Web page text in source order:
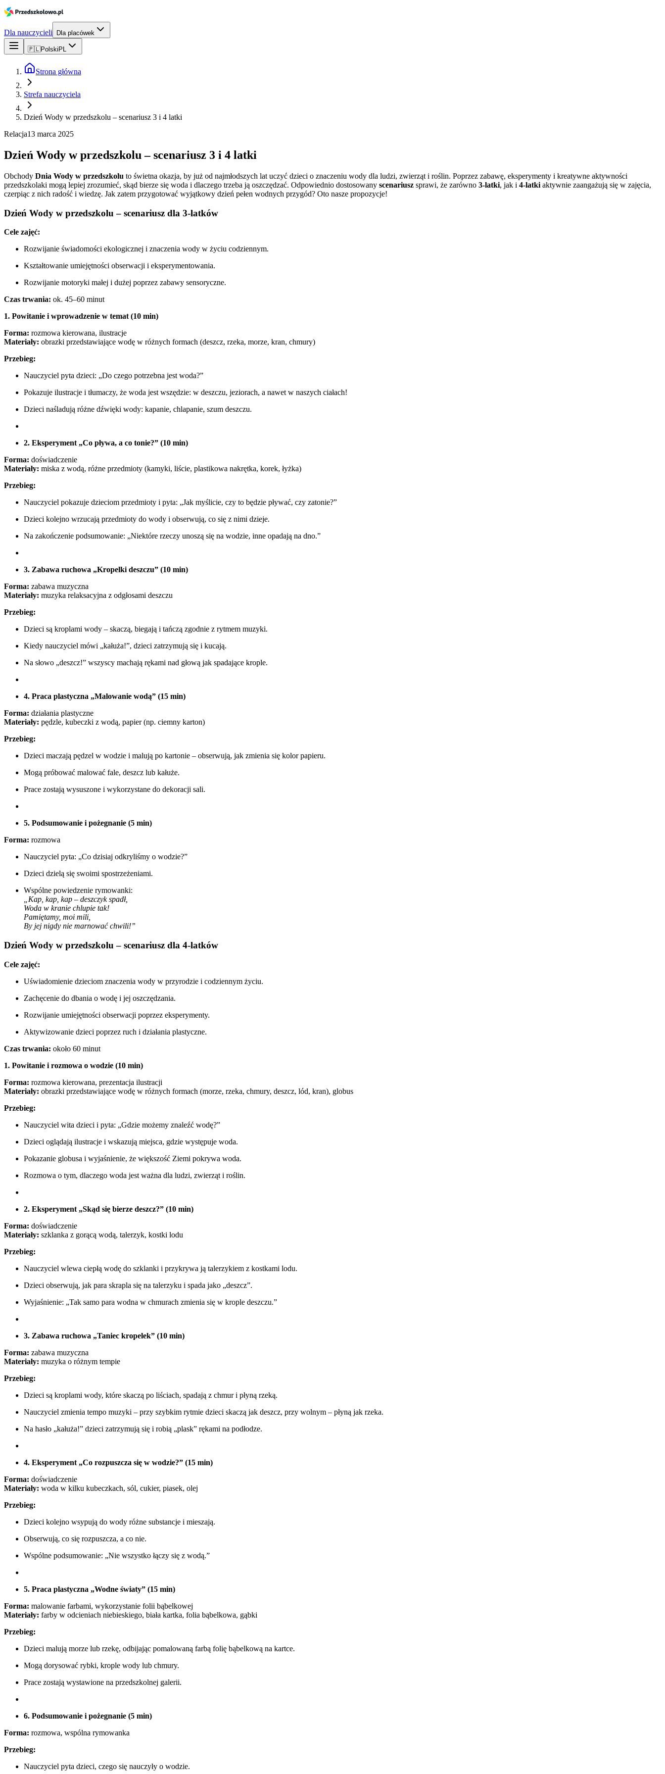
Dla nauczycieli Dla placówek
🇵🇱Polski PL
Strona główna
Strefa nauczyciela
Dzień Wody w przedszkolu – scenariusz 3 i 4 latki
Relacja13 marca 2025
Dzień Wody w przedszkolu – scenariusz 3 i 4 latki
Obchody Dnia Wody w przedszkolu to świetna okazja, by już od najmłodszych lat uczyć dzieci o znaczeniu wody dla ludzi, zwierząt i roślin. Poprzez zabawę, eksperymenty i kreatywne aktywności
przedszkolaki mogą lepiej zrozumieć, skąd bierze się woda i dlaczego trzeba ją oszczędzać. Odpowiednio dostosowany scenariusz sprawi, że zarówno 3-latki, jak i 4-latki aktywnie zaangażują się w zajęcia,
czerpiąc z nich radość i wiedzę. Jak zatem przygotować wyjątkowy dzień pełen wodnych przygód? Oto nasze propozycje!
Dzień Wody w przedszkolu – scenariusz dla 3-latków
Cele zajęć:
Rozwijanie świadomości ekologicznej i znaczenia wody w życiu codziennym.
Kształtowanie umiejętności obserwacji i eksperymentowania.
Rozwijanie motoryki małej i dużej poprzez zabawy sensoryczne.
Czas trwania: ok. 45–60 minut
1. Powitanie i wprowadzenie w temat (10 min)
Forma: rozmowa kierowana, ilustracje
Materiały: obrazki przedstawiające wodę w różnych formach (deszcz, rzeka, morze, kran, chmury)
Przebieg:
Nauczyciel pyta dzieci: „Do czego potrzebna jest woda?”
Pokazuje ilustracje i tłumaczy, że woda jest wszędzie: w deszczu, jeziorach, a nawet w naszych ciałach!
Dzieci naśladują różne dźwięki wody: kapanie, chlapanie, szum deszczu.
2. Eksperyment „Co pływa, a co tonie?” (10 min)
Forma: doświadczenie
Materiały: miska z wodą, różne przedmioty (kamyki, liście, plastikowa nakrętka, korek, łyżka)
Przebieg:
Nauczyciel pokazuje dzieciom przedmioty i pyta: „Jak myślicie, czy to będzie pływać, czy zatonie?”
Dzieci kolejno wrzucają przedmioty do wody i obserwują, co się z nimi dzieje.
Na zakończenie podsumowanie: „Niektóre rzeczy unoszą się na wodzie, inne opadają na dno.”
3. Zabawa ruchowa „Kropelki deszczu” (10 min)
Forma: zabawa muzyczna
Materiały: muzyka relaksacyjna z odgłosami deszczu
Przebieg:
Dzieci są kroplami wody – skaczą, biegają i tańczą zgodnie z rytmem muzyki.
Kiedy nauczyciel mówi „kałuża!”, dzieci zatrzymują się i kucają.
Na słowo „deszcz!” wszyscy machają rękami nad głową jak spadające krople.
4. Praca plastyczna „Malowanie wodą” (15 min)
Forma: działania plastyczne
Materiały: pędzle, kubeczki z wodą, papier (np. ciemny karton)
Przebieg:
Dzieci maczają pędzel w wodzie i malują po kartonie – obserwują, jak zmienia się kolor papieru.
Mogą próbować malować fale, deszcz lub kałuże.
Prace zostają wysuszone i wykorzystane do dekoracji sali.
5. Podsumowanie i pożegnanie (5 min)
Forma: rozmowa
Nauczyciel pyta: „Co dzisiaj odkryliśmy o wodzie?”
Dzieci dzielą się swoimi spostrzeżeniami.
Wspólne powiedzenie rymowanki:
„Kap, kap, kap – deszczyk spadł,
Woda w kranie chlupie tak!
Pamiętamy, moi mili,
By jej nigdy nie marnować chwili!”
Dzień Wody w przedszkolu – scenariusz dla 4-latków
Cele zajęć:
Uświadomienie dzieciom znaczenia wody w przyrodzie i codziennym życiu.
Zachęcenie do dbania o wodę i jej oszczędzania.
Rozwijanie umiejętności obserwacji poprzez eksperymenty.
Aktywizowanie dzieci poprzez ruch i działania plastyczne.
Czas trwania: około 60 minut
1. Powitanie i rozmowa o wodzie (10 min)
Forma: rozmowa kierowana, prezentacja ilustracji
Materiały: obrazki przedstawiające wodę w różnych formach (morze, rzeka, chmury, deszcz, lód, kran), globus
Przebieg:
Nauczyciel wita dzieci i pyta: „Gdzie możemy znaleźć wodę?”
Dzieci oglądają ilustracje i wskazują miejsca, gdzie występuje woda.
Pokazanie globusa i wyjaśnienie, że większość Ziemi pokrywa woda.
Rozmowa o tym, dlaczego woda jest ważna dla ludzi, zwierząt i roślin.
2. Eksperyment „Skąd się bierze deszcz?” (10 min)
Forma: doświadczenie
Materiały: szklanka z gorącą wodą, talerzyk, kostki lodu
Przebieg:
Nauczyciel wlewa ciepłą wodę do szklanki i przykrywa ją talerzykiem z kostkami lodu.
Dzieci obserwują, jak para skrapla się na talerzyku i spada jako „deszcz”.
Wyjaśnienie: „Tak samo para wodna w chmurach zmienia się w krople deszczu.”
3. Zabawa ruchowa „Taniec kropelek” (10 min)
Forma: zabawa muzyczna
Materiały: muzyka o różnym tempie
Przebieg:
Dzieci są kroplami wody, które skaczą po liściach, spadają z chmur i płyną rzeką.
Nauczyciel zmienia tempo muzyki – przy szybkim rytmie dzieci skaczą jak deszcz, przy wolnym – płyną jak rzeka.
Na hasło „kałuża!” dzieci zatrzymują się i robią „plask” rękami na podłodze.
4. Eksperyment „Co rozpuszcza się w wodzie?” (15 min)
Forma: doświadczenie
Materiały: woda w kilku kubeczkach, sól, cukier, piasek, olej
Przebieg:
Dzieci kolejno wsypują do wody różne substancje i mieszają.
Obserwują, co się rozpuszcza, a co nie.
Wspólne podsumowanie: „Nie wszystko łączy się z wodą.”
5. Praca plastyczna „Wodne światy” (15 min)
Forma: malowanie farbami, wykorzystanie folii bąbelkowej
Materiały: farby w odcieniach niebieskiego, biała kartka, folia bąbelkowa, gąbki
Przebieg:
Dzieci malują morze lub rzekę, odbijając pomalowaną farbą folię bąbelkową na kartce.
Mogą dorysować rybki, krople wody lub chmury.
Prace zostają wystawione na przedszkolnej galerii.
6. Podsumowanie i pożegnanie (5 min)
Forma: rozmowa, wspólna rymowanka
Przebieg:
Nauczyciel pyta dzieci, czego się nauczyły o wodzie.